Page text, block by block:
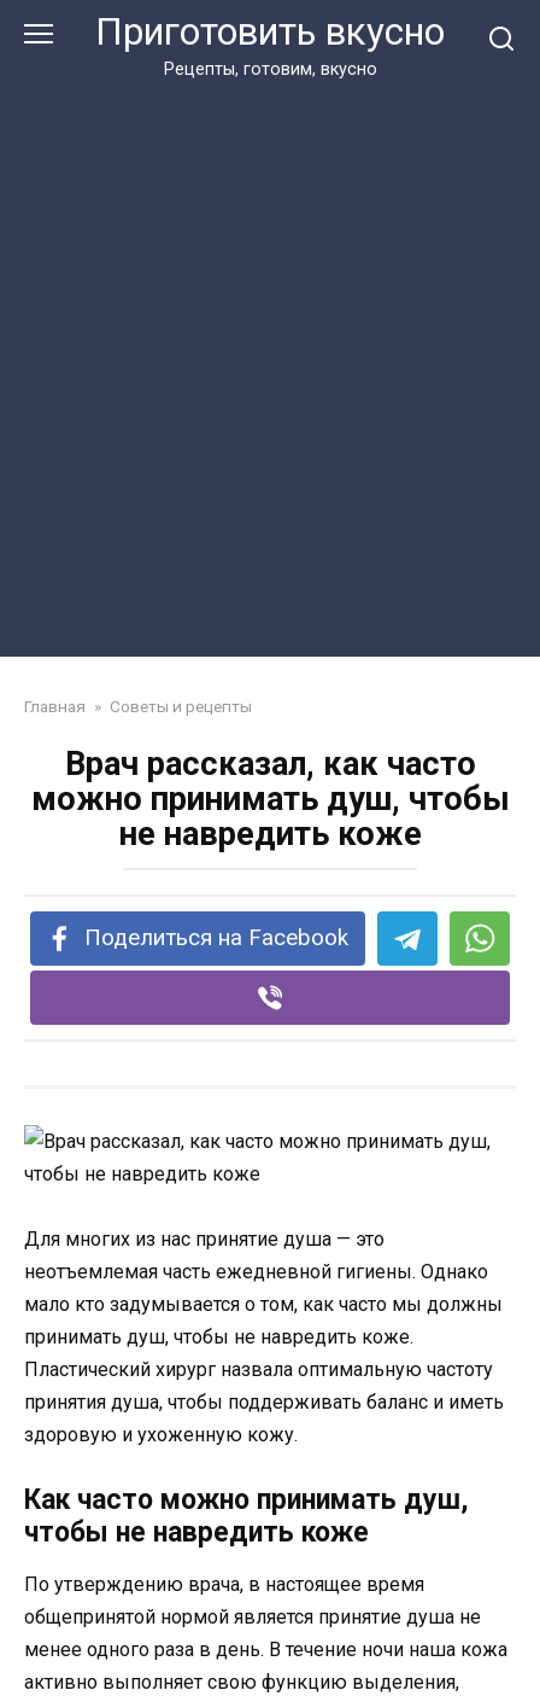
Приготовить вкусно
Рецепты, готовим, вкусно
Главная » Советы и рецепты
Врач рассказал, как часто
можно принимать душ, чтобы
не навредить коже
Поделиться на Facebook
Для многих из нас принятие душа — это
неотъемлемая часть ежедневной гигиены. Однако
мало кто задумывается о том, как часто мы должны
принимать душ, чтобы не навредить коже.
Пластический хирург назвала оптимальную частоту
принятия душа, чтобы поддерживать баланс и иметь
здоровую и ухоженную кожу.
Как часто можно принимать душ,
чтобы не навредить коже
По утверждению врача, в настоящее время
общепринятой нормой является принятие душа не
менее одного раза в день. В течение ночи наша кожа
активно выполняет свою функцию выделения,